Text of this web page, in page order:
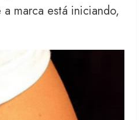
marca está iniciando,